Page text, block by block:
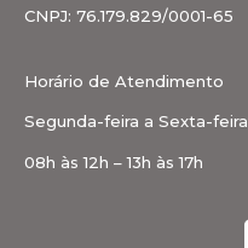
CNPJ: 76.179.829/0001-65
Horário de Atendimento
Segunda-feira a Sexta-feira
08h às 12h – 13h às 17h